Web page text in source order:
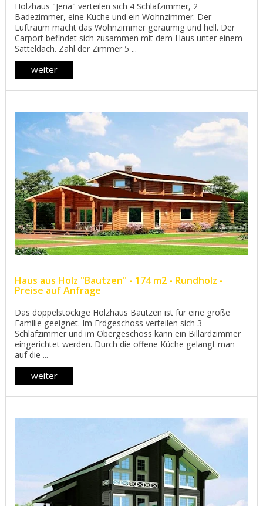
Holzhaus "Jena" verteilen sich 4 Schlafzimmer, 2
Badezimmer, eine Küche und ein Wohnzimmer. Der
Luftraum macht das Wohnzimmer geräumig und hell. Der
Carport befindet sich zusammen mit dem Haus unter einem
Satteldach. Zahl der Zimmer 5 ...
weiter
Haus aus Holz "Bautzen" - 174 m2 - Rundholz -
Preise auf Anfrage
Das doppelstöckige Holzhaus Bautzen ist für eine große
Familie geeignet. Im Erdgeschoss verteilen sich 3
Schlafzimmer und im Obergeschoss kann ein Billardzimmer
eingerichtet werden. Durch die offene Küche gelangt man
auf die ...
weiter